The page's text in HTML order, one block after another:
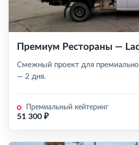
Премиум Рестораны —
Смежный проект для
— 2 дня.
Премиальный кейтеринг
51 300 ₽